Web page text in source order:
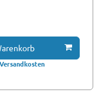
Versandkosten